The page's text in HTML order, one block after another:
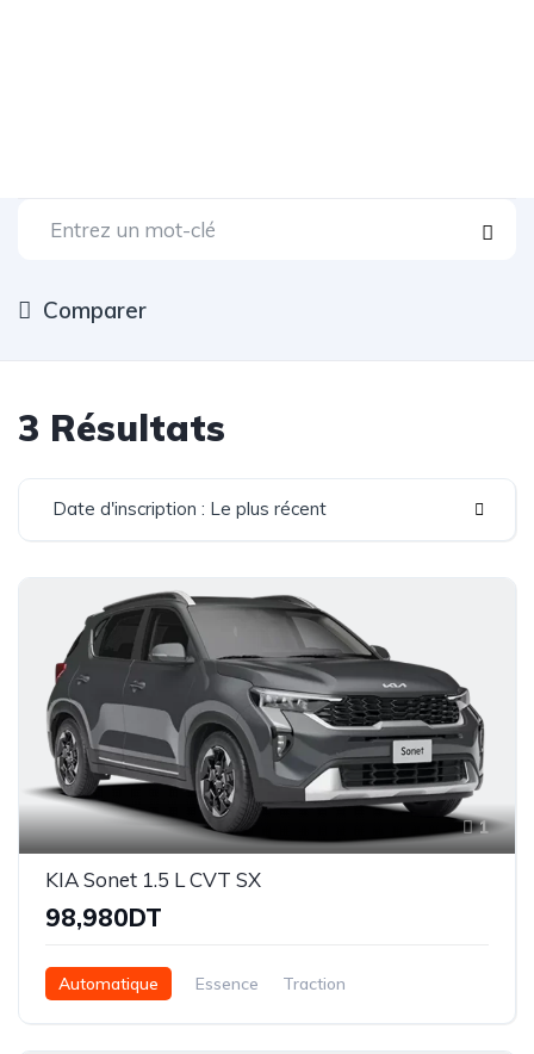
Comparer
3 Résultats
Date d'inscription : Le plus récent
1
KIA Sonet 1.5 L CVT SX
98,980DT
Automatique Essence Traction